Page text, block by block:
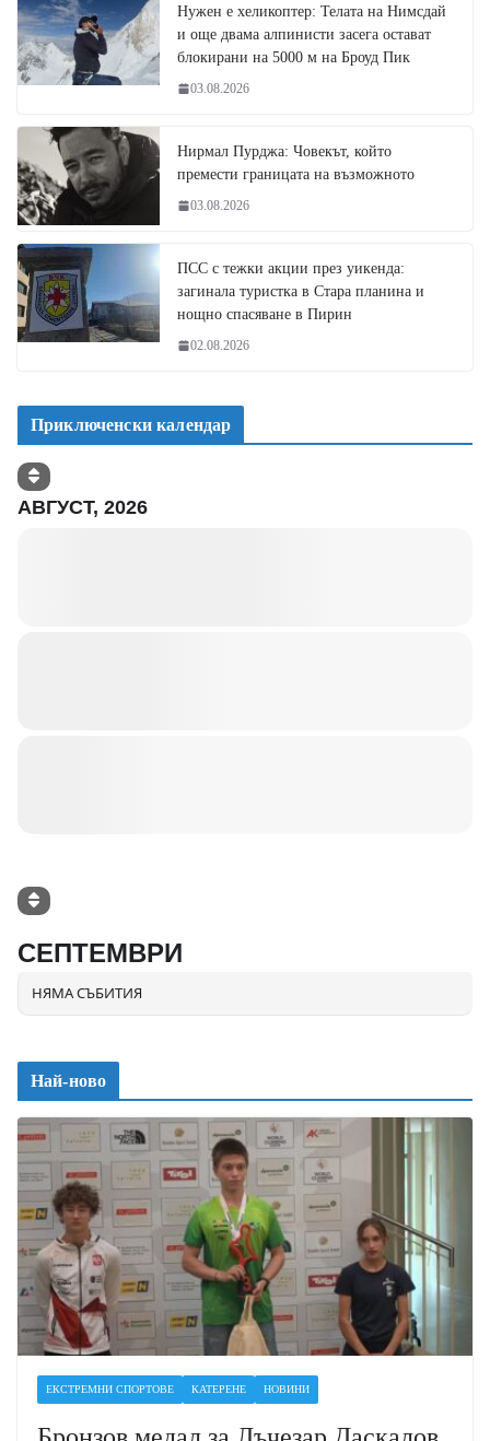
Нужен е хеликоптер: Телата на Нимсдай
и още двама алпинисти засега остават
блокирани на 5000 м на Броуд Пик
03.08.2026
Нирмал Пурджа: Човекът, който
премести границата на възможното
03.08.2026
ПСС с тежки акции през уикенда:
загинала туристка в Стара планина и
нощно спасяване в Пирин
02.08.2026
Приключенски календар
АВГУСТ, 2026
СЕПТЕМВРИ
НЯМА СЪБИТИЯ
Най-ново
ЕКСТРЕМНИ СПОРТОВЕ КАТЕРЕНЕ НОВИНИ